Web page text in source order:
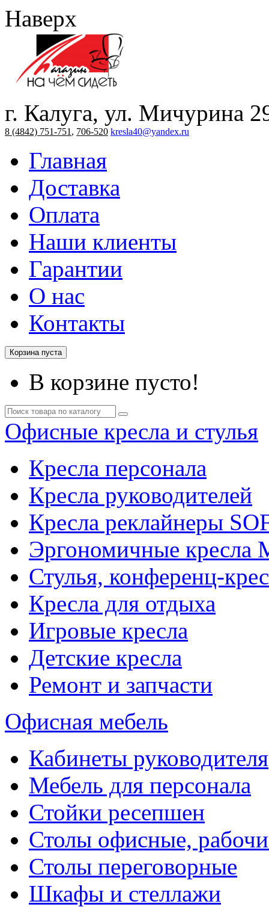
Наверх
г. Калуга, ул. Мичурина
8 (4842) 751-751 , 706-520 kresla40@yandex.ru
Главная
Доставка
Оплата
Наши клиенты
Гарантии
О нас
Контакты
Корзина пуста
В корзине пусто!
Офисные кресла и стулья
Кресла персонала
Кресла руководителей
Кресла реклайнеры
Эргономичные
Стулья, конференц-
Кресла для отдыха
Игровые кресла
Детские кресла
Ремонт и запчасти
Офисная мебель
Кабинеты руководителя
Мебель для персонала
Стойки ресепшен
Столы офисные,
Столы переговорные
Шкафы и стеллажи